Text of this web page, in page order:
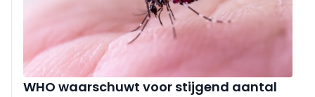
WHO waarschuwt voor stijgend aantal